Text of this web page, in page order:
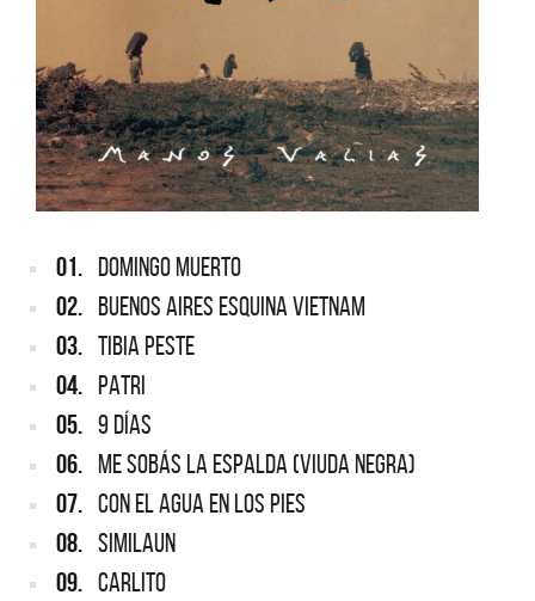
01. DOMINGO MUERTO
02. BUENOS AIRES ESQUINA VIETNAM
03. TIBIA PESTE
04. PATRI
05. 9 DÍAS
06. ME SOBÁS LA ESPALDA (VIUDA NEGRA)
07. CON EL AGUA EN LOS PIES
08. SIMILAUN
09. CARLITO